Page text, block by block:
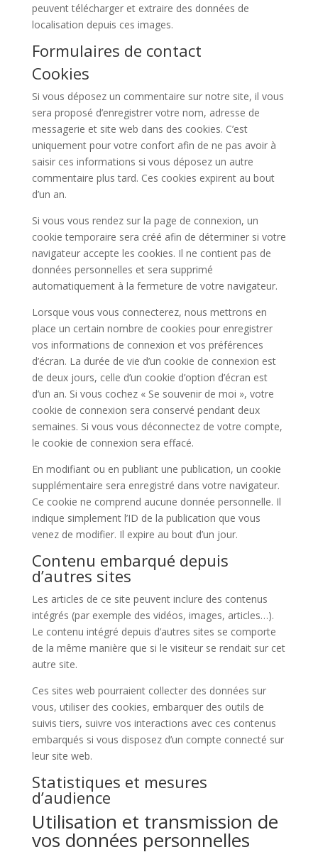
peuvent télécharger et extraire des données de
localisation depuis ces images.
Formulaires de contact
Cookies
Si vous déposez un commentaire sur notre site, il vous
sera proposé d’enregistrer votre nom, adresse de
messagerie et site web dans des cookies. C’est
uniquement pour votre confort afin de ne pas avoir à
saisir ces informations si vous déposez un autre
commentaire plus tard. Ces cookies expirent au bout
d’un an.
Si vous vous rendez sur la page de connexion, un
cookie temporaire sera créé afin de déterminer si votre
navigateur accepte les cookies. Il ne contient pas de
données personnelles et sera supprimé
automatiquement à la fermeture de votre navigateur.
Lorsque vous vous connecterez, nous mettrons en
place un certain nombre de cookies pour enregistrer
vos informations de connexion et vos préférences
d’écran. La durée de vie d’un cookie de connexion est
de deux jours, celle d’un cookie d’option d’écran est
d’un an. Si vous cochez « Se souvenir de moi », votre
cookie de connexion sera conservé pendant deux
semaines. Si vous vous déconnectez de votre compte,
le cookie de connexion sera effacé.
En modifiant ou en publiant une publication, un cookie
supplémentaire sera enregistré dans votre navigateur.
Ce cookie ne comprend aucune donnée personnelle. Il
indique simplement l’ID de la publication que vous
venez de modifier. Il expire au bout d’un jour.
Contenu embarqué depuis
d’autres sites
Les articles de ce site peuvent inclure des contenus
intégrés (par exemple des vidéos, images, articles…).
Le contenu intégré depuis d’autres sites se comporte
de la même manière que si le visiteur se rendait sur cet
autre site.
Ces sites web pourraient collecter des données sur
vous, utiliser des cookies, embarquer des outils de
suivis tiers, suivre vos interactions avec ces contenus
embarqués si vous disposez d’un compte connecté sur
leur site web.
Statistiques et mesures
d’audience
Utilisation et transmission de
vos données personnelles